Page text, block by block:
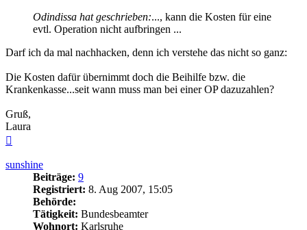
Odindissa hat geschrieben:..., kann die Kosten für eine
evtl. Operation nicht aufbringen ...
Darf ich da mal nachhacken, denn ich verstehe das nicht so ganz:
Die Kosten dafür übernimmt doch die Beihilfe bzw. die
Krankenkasse...seit wann muss man bei einer OP dazuzahlen?
Gruß,
Laura
sunshine
Beiträge: 9
Registriert: 8. Aug 2007, 15:05
Behörde:
Tätigkeit: Bundesbeamter
Wohnort: Karlsruhe